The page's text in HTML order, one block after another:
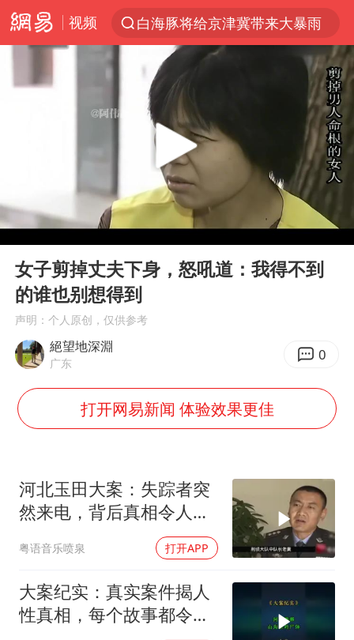
视频
白海豚将给京津冀带来大暴雨
上半年我国经营主体结构持续优化
杭州机场已取消航班388架次
中国籍豪华游艇富商之子在泰国被杀
《披荆斩棘2026》阵容官宣
中国第1高楼阻尼器摆动明显
上海有出现龙卷潜势
国足U17与阿森纳决赛取消 并列冠军
2025年小学教师减少13.19万
女子发现前夫婚内与第三者育子
挡“张雪机车”民进党当局怕什么
灌溉水坝被隔成鱼塘 村民投诉20余年
奋力开创中国式现代化建设新局面
Play
00:00 09:06
女子剪掉丈夫下身，怒吼道：我得不到
的谁也别想得到
声明：个人原创，仅供参考
絕望地深淵
广东 0
打开网易新闻 体验效果更佳
河北玉田大案：失踪者突
然来电，背后真相令人震
粤语音乐喷泉 打开APP
大案纪实：真实案件揭人
性真相，每个故事都令人